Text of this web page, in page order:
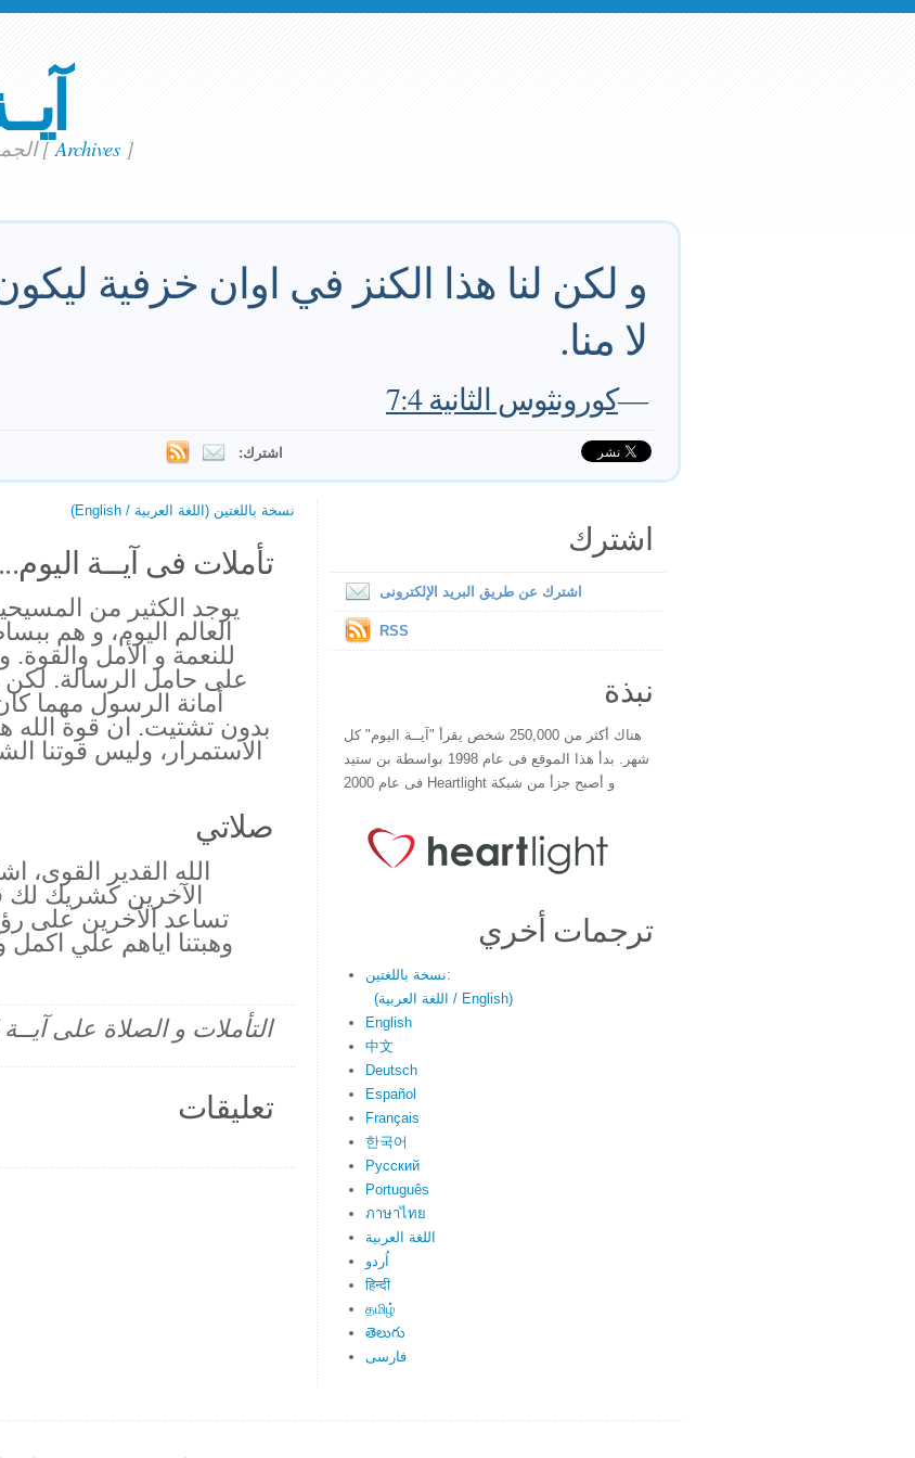
الجمعة 27. يناير 2023[Archives]
و لكن لنا هذا الكنز في اوان خزفية
لا منا.
—كورونثوس الثانية 7:4
اشترك:
نسخة باللغتين (اللغة العربية / English)
تأملات فى آيــة اليوم...
يوجد الكثير من
العالم اليوم، و هم
للنعمة و الأمل والقوة.
على حامل الرسالة. لكن
أمانة الرسول مهما
بدون تشتيت. ان قوة الله
الاستمرار، وليس قوتنا
صلاتي
الله القدير
الآخرين كشريك
تساعد الآخرين على
وهبتنا اياهم علي
التأملات و الصلاة على
تعليقات
اشترك
اشترك عن طريق البريد الإلكترونى
RSS
نبذة
هناك أكثر من 250,000 شخص يقرأ "آيــة اليوم" كل
شهر. بدأ هذا الموقع فى عام 1998 بواسطة بن ستيد
و أصبح جزأ من شبكة Heartlight فى عام 2000
ترجمات أخري
نسخة باللغتين:
(اللغة العربية / English)
English
中文
Deutsch
Español
Français
한국어
Русский
Português
ภาษาไทย
اللغة العربية
اُردو
हिन्दी
தமிழ்
తెలుగు
فارسی